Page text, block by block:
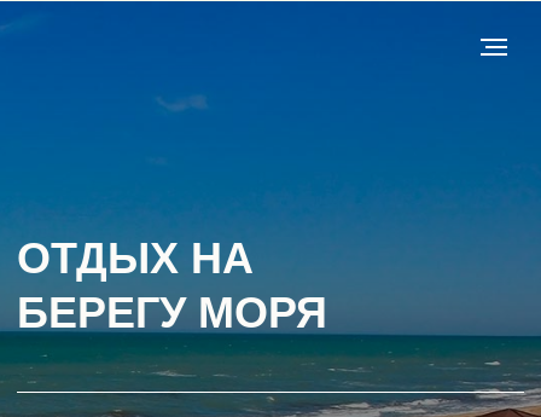
Каспийское море — это на самом деле не
море, а озеро (кстати, самое большое в
мире). Морем его называют только из-за
гигантских размеров. В северной части
Каспия, там, где в море впадает Волга,
БЕРЕГУ МОРЯ